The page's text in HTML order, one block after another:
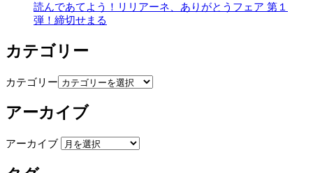
読んであてよう！リリアーネ、ありがとうフェア 第１
弾！締切せまる
カテゴリー
カテゴリー
アーカイブ
アーカイブ